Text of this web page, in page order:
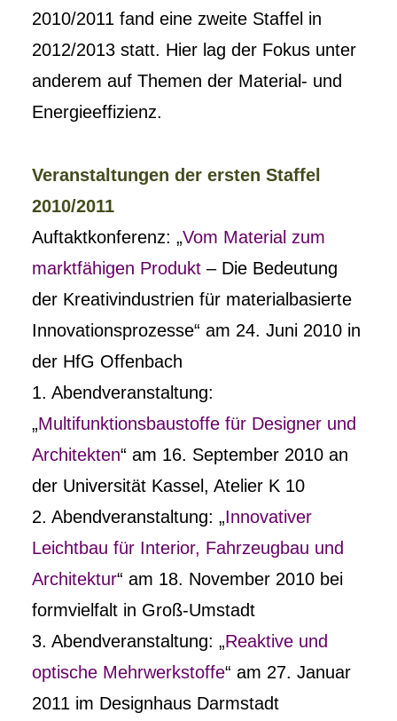
2010/2011 fand eine zweite Staffel in
2012/2013 statt. Hier lag der Fokus unter
anderem auf Themen der Material- und
Energieeffizienz.
Veranstaltungen der ersten Staffel
2010/2011
Auftaktkonferenz: „Vom Material zum
marktfähigen Produkt – Die Bedeutung
der Kreativindustrien für materialbasierte
Innovationsprozesse“ am 24. Juni 2010 in
der HfG Offenbach
1. Abendveranstaltung:
„Multifunktionsbaustoffe für Designer und
Architekten“ am 16. September 2010 an
der Universität Kassel, Atelier K 10
2. Abendveranstaltung: „Innovativer
Leichtbau für Interior, Fahrzeugbau und
Architektur“ am 18. November 2010 bei
formvielfalt in Groß-Umstadt
3. Abendveranstaltung: „Reaktive und
optische Mehrwerkstoffe“ am 27. Januar
2011 im Designhaus Darmstadt